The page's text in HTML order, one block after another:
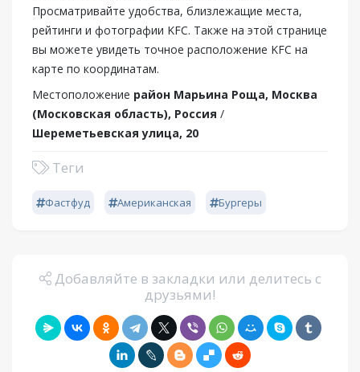
Просматривайте удобства, близлежащие места,
рейтинги и фотографии KFC. Также на этой странице
вы можете увидеть точное расположение KFC на
карте по координатам.
Местоположение район Марьина Роща, Москва
(Московская область), Россия /
Шереметьевская улица, 20
Теги
Фастфуд Американская Бургеры
Добавляйте в закладки или делитесь с
друзьями!